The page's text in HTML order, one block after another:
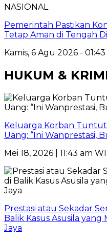
NASIONAL
Pemerintah Pastikan
Tetap Aman di Tengah
Kamis, 6 Agu 2026 -
HUKUM &
Keluarga Korban
Uang: “Ini Wanprestasi,
Mei 18, 2026 | 11:43 am
Prestasi atau Sekadar
Balik Kasus Asusila
Jaya